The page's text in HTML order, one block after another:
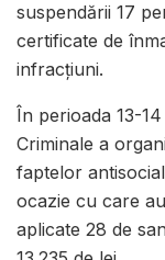
suspendării 17
certificate de
infracțiuni.
În perioada 13-
Criminale a
faptelor
ocazie cu care
aplicate 28 de